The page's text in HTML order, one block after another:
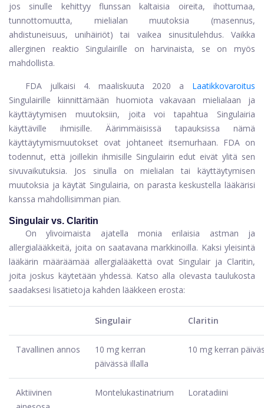
jos sinulle kehittyy flunssan kaltaisia ​​oireita, ihottumaa,
tunnottomuutta, mielialan muutoksia (masennus,
ahdistuneisuus, unihäiriöt) tai vaikea sinusitulehdus. Vaikka
allerginen reaktio Singulairille on harvinaista, se on myös
mahdollista.
FDA julkaisi 4. maaliskuuta 2020 a
Laatikkovaroitus
Singulairille kiinnittämään huomiota vakavaan mielialaan ja
käyttäytymisen muutoksiin, joita voi tapahtua Singulairia
käyttäville ihmisille. Äärimmäisissä tapauksissa nämä
käyttäytymismuutokset ovat johtaneet itsemurhaan. FDA on
todennut, että joillekin ihmisille Singulairin edut eivät ylitä sen
sivuvaikutuksia. Jos sinulla on mielialan tai käyttäytymisen
muutoksia ja käytät Singulairia, on parasta keskustella lääkärisi
kanssa mahdollisimman pian.
Singulair vs. Claritin
On ylivoimaista ajatella monia erilaisia ​​astman ja
allergialääkkeitä, joita on saatavana markkinoilla. Kaksi yleisintä
lääkärin määräämää allergialääkettä ovat Singulair ja Claritin,
joita joskus käytetään yhdessä. Katso alla olevasta taulukosta
saadaksesi lisätietoja kahden lääkkeen erosta:
Singulair Claritin
Tavallinen annos
10 mg kerran
päivässä illalla
10 mg kerran
Aktiivinen
Montelukastinatrium Loratadiini